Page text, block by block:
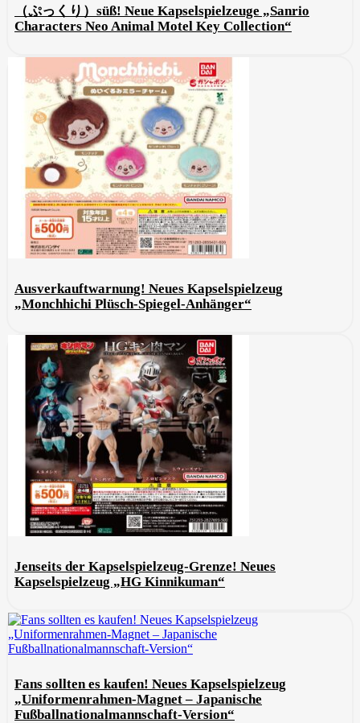
（ぷっくり）süß! Neue Kapselspielzeuge „Sanrio
Characters Neo Animal Motel Key Collection“
Ausverkauftwarnung! Neues Kapselspielzeug
„Monchhichi Plüsch-Spiegel-Anhänger“
Jenseits der Kapselspielzeug-Grenze! Neues
Kapselspielzeug „HG Kinnikuman“
Fans sollten es kaufen! Neues Kapselspielzeug
„Uniformenrahmen-Magnet – Japanische
Fußballnationalmannschaft-Version“